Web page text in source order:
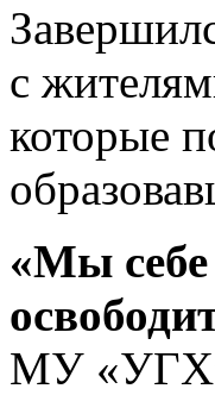
с
которые
«Мы себе
МУ